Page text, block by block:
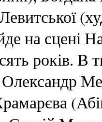
на сцені
років. В